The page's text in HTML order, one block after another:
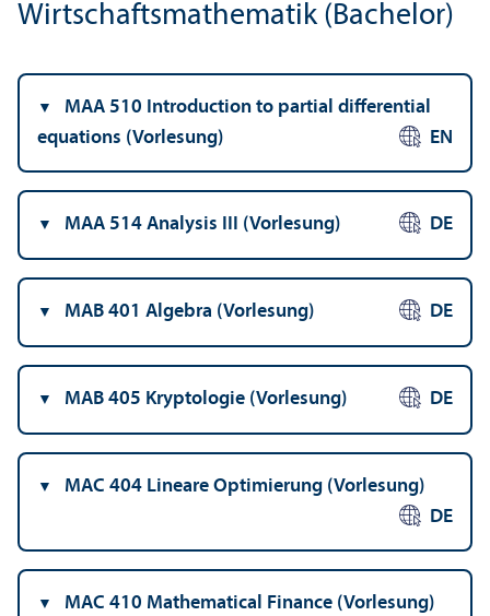
Wirtschafts­mathematik (Bachelor)
MAA 510 Introduction to partial differential
equations (Vorlesung)
EN
MAA 514 Analysis III (Vorlesung) DE
MAB 401 Algebra (Vorlesung) DE
MAB 405 Kryptologie (Vorlesung) DE
MAC 404 Lineare Optimierung (Vorlesung)
DE
MAC 410 Mathematical Finance (Vorlesung)